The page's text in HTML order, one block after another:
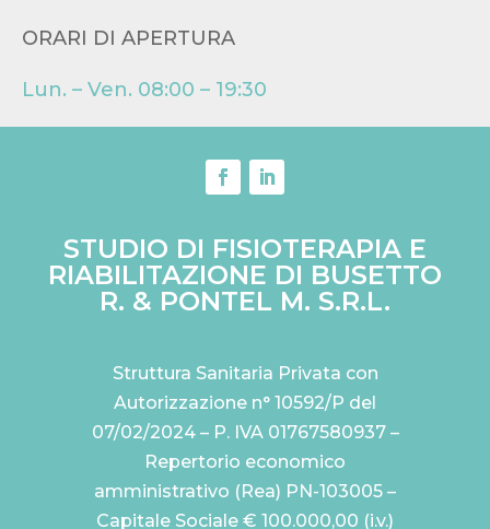
ORARI DI APERTURA
Lun. – Ven. 08:00 – 19:30
STUDIO DI FISIOTERAPIA E
RIABILITAZIONE DI BUSETTO
R. & PONTEL M. S.R.L.
Struttura Sanitaria Privata con
Autorizzazione n° 10592/P del
07/02/2024 – P. IVA 01767580937 –
Repertorio economico
amministrativo (Rea) PN-103005 –
Capitale Sociale € 100.000,00 (i.v.)